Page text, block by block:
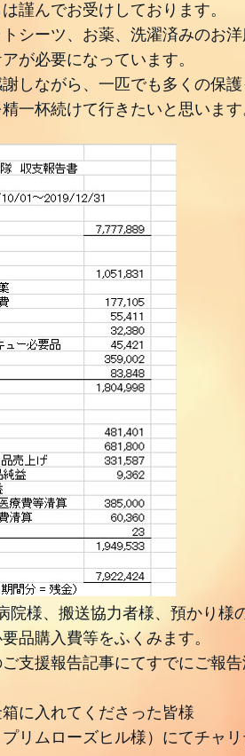
謹んでお受けしております。
シーツ、お薬、洗濯済みのお洋
が必要になっています。
しながら、一匹でも多くの保
一杯続けて行きたいと思います
様、搬送協力者様、預かり様
品購入費等をふくみます。
支援報告記事にてすでにご報告
に入れてくださった皆様
リムローズヒル様）にてチャ